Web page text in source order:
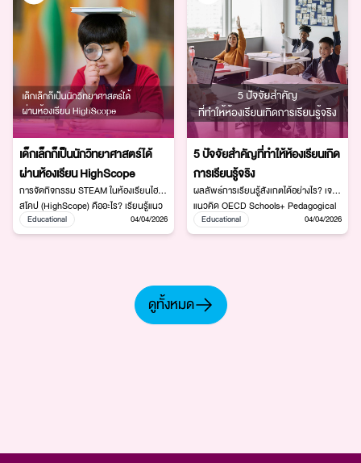
เด็กเล็กก็เป็นนักวิทยาศาสตร์ได้
ผ่านห้องเรียน HighScope
การจัดกิจกรรม STEAM ในห้องเรียนไฮ
สโคป (HighScope) คืออะไร? เรียนรู้แนว
ทางบูรณาการ Science, Technology,
Engineering, Arts และ Mathematics
เรียนรู้ของเด็กปฐมวัยอย่างสร้างสรรค์
Educational 04/04/2026
5 ปัจจัยสำคัญที่ทำให้ห้องเรียนเกิด
การเรียนรู้จริง
ผลลัพธ์การเรียนรู้สังเกตได้อย่างไร? เจาะ
แนวคิด OECD Schools+ Pedagogical
Taxonomy กับ 5 องค์ประกอบสำคัญของ
ห้องเรียนคุณภาพ ทั้ง Classroom
Educational 04/04/2026
ดูทั้งหมด